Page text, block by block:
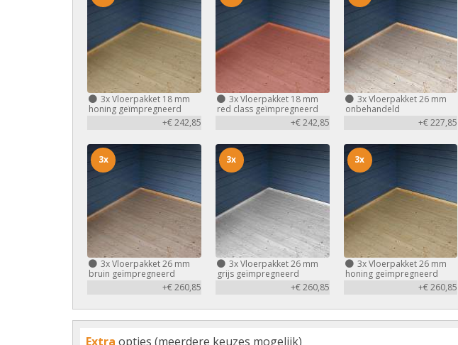
3xVloerpakket 18 mm
honing geïmpregneerd
+€ 242,85
3xVloerpakket 18 mm
red class geïmpregneerd
+€ 242,85
3xVloerpakket 26 mm
onbehandeld
+€ 227,85
3xVloerpakket 26 mm
bruin geïmpregneerd
+€ 260,85
3x
3xVloerpakket 26 mm
grijs geïmpregneerd
+€ 260,85
3x
3xVloerpakket 26 mm
honing geïmpregneerd
+€ 260,85
3x
Extra opties (meerdere keuzes mogelijk)